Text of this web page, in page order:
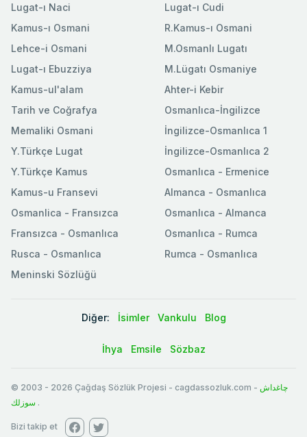
Lugat-ı Naci
Kamus-ı Osmani
Lehce-i Osmani
Lugat-ı Ebuzziya
Lugat-ı Cudi
R.Kamus-ı Osmani
M.Osmanlı Lugatı
M.Lügatı Osmaniye
Kamus-ul'alam
Tarih ve Coğrafya
Memaliki Osmani
Y.Türkçe Lugat
Y.Türkçe Kamus
Ahter-i Kebir
Osmanlıca-İngilizce
İngilizce-Osmanlıca 1
İngilizce-Osmanlıca 2
Osmanlıca - Ermenice
Kamus-u Fransevi
Osmanlica - Fransızca
Fransızca - Osmanlıca
Rusca - Osmanlıca
Meninski Sözlüğü
Almanca - Osmanlıca
Osmanlıca - Almanca
Osmanlıca - Rumca
Rumca - Osmanlıca
Diğer: İsimler Vankulu Blog
İhya Emsile Sözbaz
© 2003 - 2026 Çağdaş Sözlük Projesi - cagdassozluk.com - چاغداش
سوزلك .
Bizi takip et